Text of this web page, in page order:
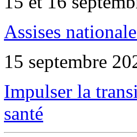
Assises
15 septembre
Impulser la
santé